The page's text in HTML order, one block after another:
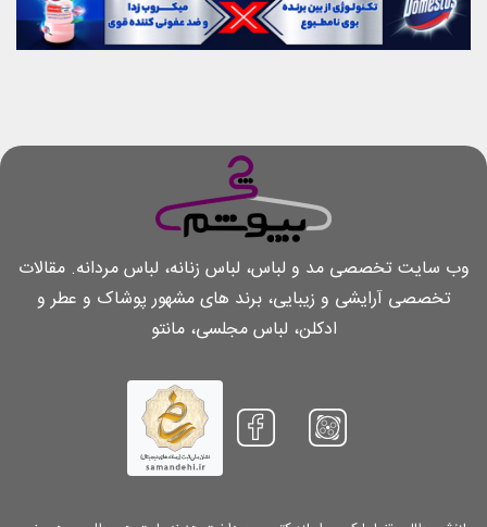
وب سایت تخصصی مد و لباس، لباس زنانه، لباس مردانه. مقالات
تخصصی آرایشی و زیبایی، برند های مشهور پوشاک و عطر و
ادکلن، لباس مجلسی، مانتو